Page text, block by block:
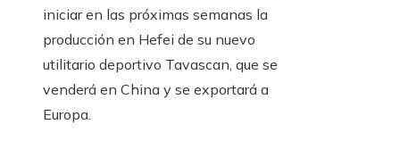
iniciar en las próximas semanas la
producción en Hefei de su nuevo
utilitario deportivo Tavascan, que se
venderá en China y se exportará a
Europa.